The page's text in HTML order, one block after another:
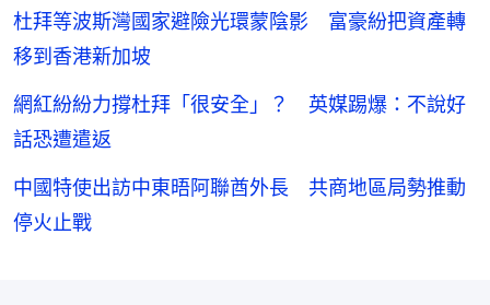
杜拜等波斯灣國家避險光環蒙陰影 富豪紛把資產轉
移到香港新加坡
網紅紛紛力撐杜拜「很安全」？ 英媒踢爆：不說好
話恐遭遣返
中國特使出訪中東晤阿聯酋外長 共商地區局勢推動
停火止戰